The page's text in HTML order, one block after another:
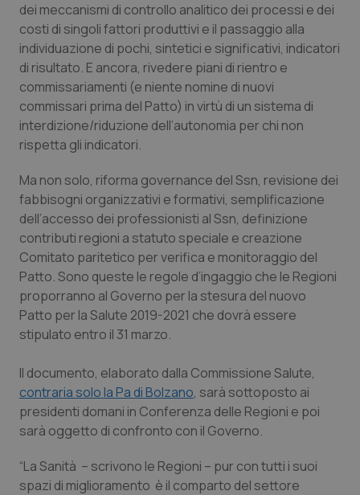
Marche
Molise
Piemonte
Provincia Autonoma di Bolzano
Provincia Autonoma di Trento
Puglia
Sardegna
Sicilia
Umbria
Valle D’Aosta
Veneto
Donna & Salute
Epatiti
HIV
Infezioni & Febbre
Ipertensione & Scompenso
Malattie rare
Malattia di Crohn & Rettocolite Ulcerosa
Neuroscienze & patologie neurodegenerative
Oftalmologia
Oncodermatologia
Oncoematologia
dei meccanismi di controllo analitico dei processi e dei
costi di singoli fattori produttivi e il passaggio alla
individuazione di pochi, sintetici e significativi, indicatori
di risultato. E ancora, rivedere piani di rientro e
commissariamenti (e niente nomine di nuovi
commissari prima del Patto) in virtù di un sistema di
interdizione/riduzione dell’autonomia per chi non
rispetta gli indicatori.
Ma non solo, riforma governance del Ssn, revisione dei
fabbisogni organizzativi e formativi, semplificazione
dell’accesso dei professionisti al Ssn, definizione
contributi regioni a statuto speciale e creazione
Comitato paritetico per verifica e monitoraggio del
Patto. Sono queste le regole d’ingaggio che le Regioni
proporranno al Governo per la stesura del nuovo
Patto per la Salute 2019-2021 che dovrà essere
stipulato entro il 31 marzo.
Il documento, elaborato dalla Commissione Salute,
contraria solo la Pa di Bolzano, sarà sottoposto ai
presidenti domani in Conferenza delle Regioni e poi
sarà oggetto di confronto con il Governo.
“La Sanità – scrivono le Regioni – pur con tutti i suoi
spazi di miglioramento è il comparto del settore